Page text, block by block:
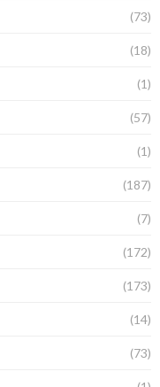
(73)
(18)
(1)
(57)
(1)
(187)
(7)
(172)
(173)
(14)
(73)